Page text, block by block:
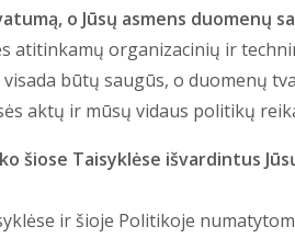
o Jūsų asmens duomenų
atitinkamų organizacinių ir
visada būtų saugūs, o duomenų
aktų ir mūsų vidaus politikų
šiose Taisyklėse išvardintus
ir šioje Politikoje